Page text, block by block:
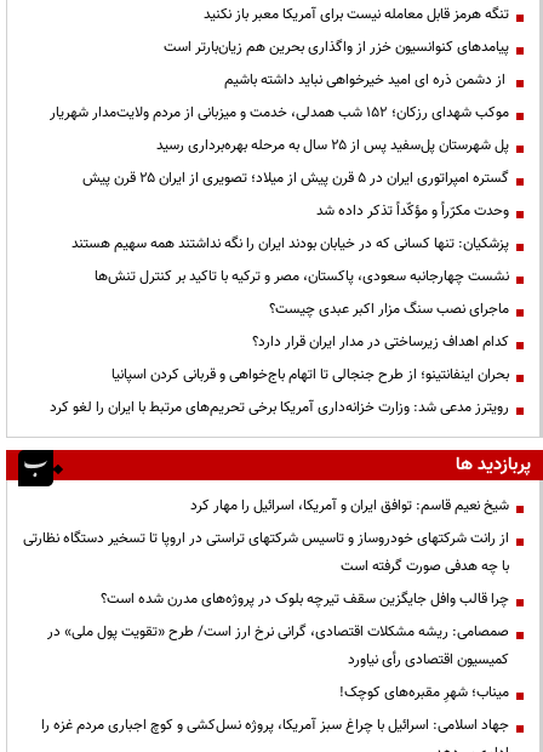
تنگه هرمز قابل معامله نیست برای آمریکا معبر باز نکنید
پیامدهای کنوانسیون خزر از واگذاری بحرین هم زیان‌بارتر است
از دشمن ذره ای امید خیرخواهی نباید داشته باشیم
موکب شهدای رزکان؛ ۱۵۲ شب همدلی، خدمت و میزبانی از مردم ولایت‌مدار شهریار
پل شهرستان پل‌سفید پس از ۲۵ سال به مرحله بهره‌برداری رسید
گستره امپراتوری ایران در ۵ قرن پیش از میلاد؛ تصویری از ایران ۲۵ قرن پیش
وحدت مکرّراً و مؤکّداً تذکر داده شد
پزشکیان: تنها کسانی که در خیابان بودند ایران را نگه نداشتند همه سهیم هستند
نشست چهارجانبه سعودی، پاکستان، مصر و ترکیه با تاکید بر کنترل تنش‌ها
ماجرای نصب سنگ مزار اکبر عبدی چیست؟
کدام اهداف زیرساختی در مدار ایران قرار دارد؟
بحران اینفانتینو؛ از طرح جنجالی تا اتهام باج‌خواهی و قربانی کردن اسپانیا
رویترز مدعی شد: وزارت خزانه‌داری آمریکا برخی تحریم‌های مرتبط با ایران را لغو کرد
پربازدید ها
شیخ نعیم قاسم: توافق ایران و آمریکا، اسرائیل را مهار کرد
از رانت‌ شرکتهای خودروساز و تاسیس شرکتهای تراستی در اروپا تا تسخیر دستگاه نظارتی
با چه هدفی صورت گرفته است
چرا قالب وافل جایگزین سقف تیرچه بلوک در پروژه‌های مدرن شده است؟
صمصامی: ریشه مشکلات اقتصادی، گرانی نرخ ارز است/ طرح «تقویت پول ملی» در
کمیسیون اقتصادی رأی نیاورد
میناب؛ شهرِ مقبره‌های کوچک!
جهاد اسلامی: اسرائیل با چراغ سبز آمریکا، پروژه نسل‌کشی و کوچ اجباری مردم غزه را